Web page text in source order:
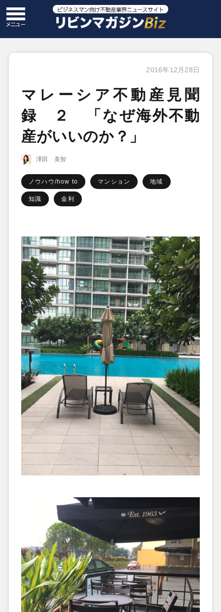
2016年12月28日
マレーシア不動産見聞
録 ２ 「なぜ海外不動
産がいいのか？」
澤田 美智
ノウハウ/how to マンション 地域
知識 金利